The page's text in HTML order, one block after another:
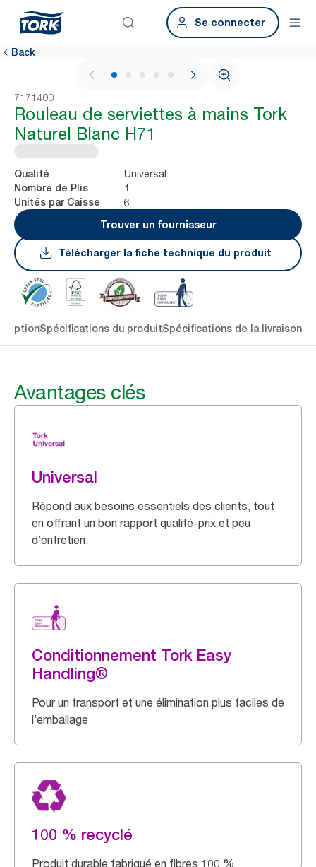
Se connecter
Back
1 / 5
7171400
Rouleau de serviettes à mains Tork
Naturel Blanc H71
Qualité Universal
Nombre de Plis 1
Unités par Caisse
6
Trouver un fournisseur
Télécharger la fiche technique du produit
Spécifications du produitSpécifications de la livraison
Avantages clés
Universal
Répond aux besoins essentiels des clients, tout
en offrant un bon rapport qualité-prix et peu
d’entretien.
Conditionnement Tork Easy
Handling®
Pour un transport et une élimination plus faciles de
l’emballage
100 % recyclé
Produit durable fabriqué en fibres 100 %